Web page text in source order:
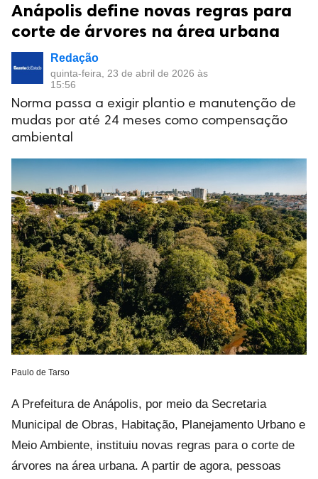
Anápolis define novas regras para
corte de árvores na área urbana
Redação
quinta-feira, 23 de abril de 2026 às
15:56
Norma passa a exigir plantio e manutenção de
mudas por até 24 meses como compensação
ambiental
Paulo de Tarso
A Prefeitura de Anápolis, por meio da Secretaria
Municipal de Obras, Habitação, Planejamento Urbano e
Meio Ambiente, instituiu novas regras para o corte de
árvores na área urbana. A partir de agora, pessoas